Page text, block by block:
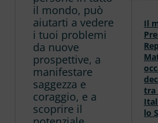
il mondo, può
aiutarti a vedere
i tuoi problemi
da nuove
prospettive, a
manifestare
saggezza e
coraggio, e a
scoprire il
Il
tra
lo